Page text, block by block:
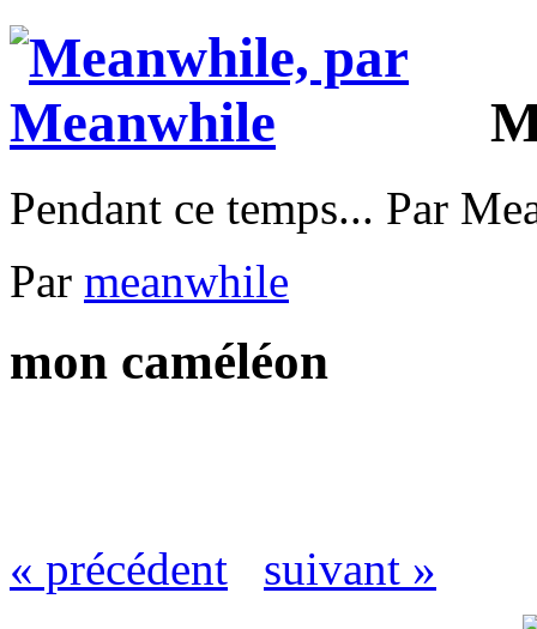
Pendant ce temps... Par
Par meanwhile
mon caméléon
« précédent suivant »